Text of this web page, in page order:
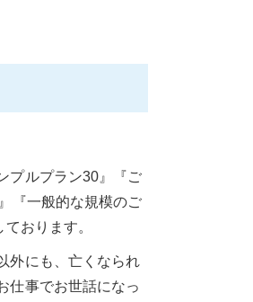
プルプラン30』『ご
『一般的な規模のご
おります。
外にも、亡くなられ
仕事でお世話になっ